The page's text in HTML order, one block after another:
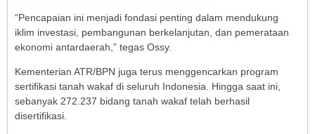
“Pencapaian ini menjadi fondasi penting dalam mendukung
iklim investasi, pembangunan berkelanjutan, dan pemerataan
ekonomi antardaerah,” tegas Ossy.
Kementerian ATR/BPN juga terus menggencarkan program
sertifikasi tanah wakaf di seluruh Indonesia. Hingga saat ini,
sebanyak 272.237 bidang tanah wakaf telah berhasil
disertifikasi.